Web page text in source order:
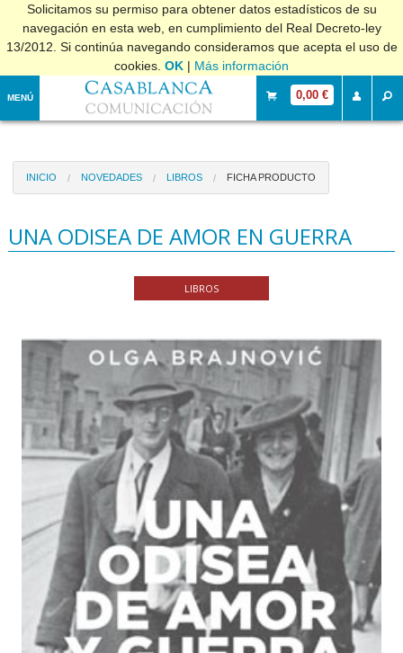
Solicitamos su permiso para obtener datos estadísticos de su
navegación en esta web, en cumplimiento del Real Decreto-ley
13/2012. Si continúa navegando consideramos que acepta el uso de
cookies. OK | Más información
MENÚ 0,00 €
INICIO NOVEDADES LIBROS FICHA PRODUCTO
UNA ODISEA DE AMOR EN GUERRA
LIBROS